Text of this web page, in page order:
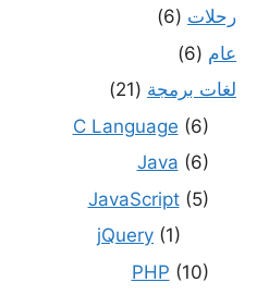
رحلات (6)
عام (6)
لغات برمجة (21)
C Language (6)
Java (6)
JavaScript(5)
jQuery (1)
PHP (10)